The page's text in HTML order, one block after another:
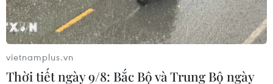
vietnamplus.vn
Thời tiết ngày 9/8: Bắc Bộ và Trung Bộ ngày